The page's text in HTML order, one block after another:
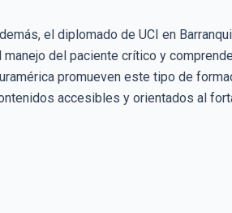
el diplomado de UCI en
manejo del paciente crítico y
promueven este tipo de
accesibles y orientados al